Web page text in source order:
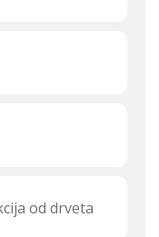
od drveta